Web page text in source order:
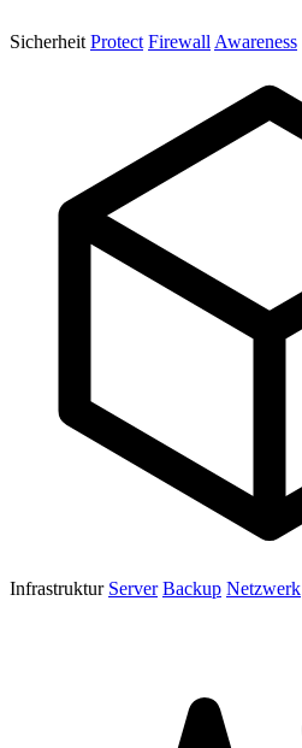
Sicherheit Protect Firewall Awareness
Infrastruktur Server Backup Netzwerk